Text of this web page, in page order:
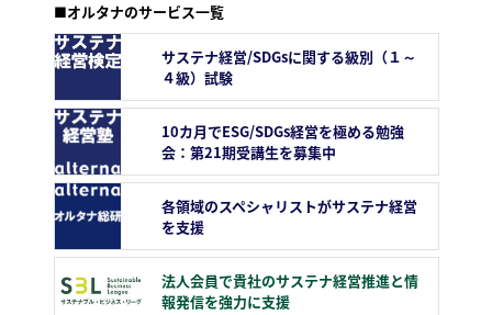
■オルタナのサービス一覧
サステナ経営/SDGsに関する級別（１～
４級）試験
10カ月でESG/SDGs経営を極める勉強
会：第21期受講生を募集中
各領域のスペシャリストがサステナ経営
を支援
法人会員で貴社のサステナ経営推進と情
報発信を強力に支援